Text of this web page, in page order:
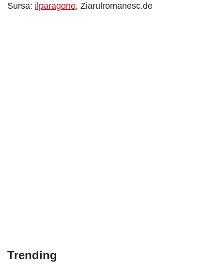
Sursa: ilparagone, Ziarulromanesc.de
Trending